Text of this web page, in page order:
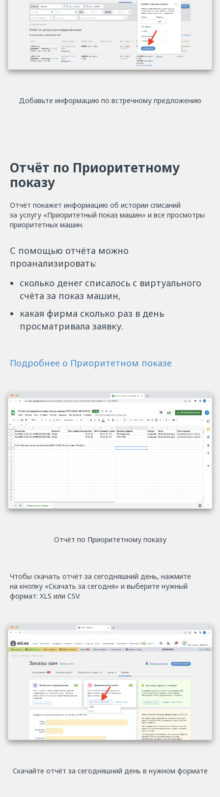
Добавьте информацию по встречному предложению
Отчёт по Приоритетному
показу
Отчёт покажет информацию об истории списаний
за услугу «Приоритетный показ машин» и все просмотры
приоритетных машин.
С помощью отчёта можно
проанализировать:
сколько денег списалось с виртуального
счёта за показ машин,
какая фирма сколько раз в день
просматривала заявку.
Подробнее о Приоритетном показе
Отчёт по Приоритетному показу
Чтобы скачать отчёт за сегодняшний день, нажмите
на кнопку «Скачать за сегодня» и выберите нужный
формат: XLS или CSV.
Скачайте отчёт за сегодняшний день в нужном формате